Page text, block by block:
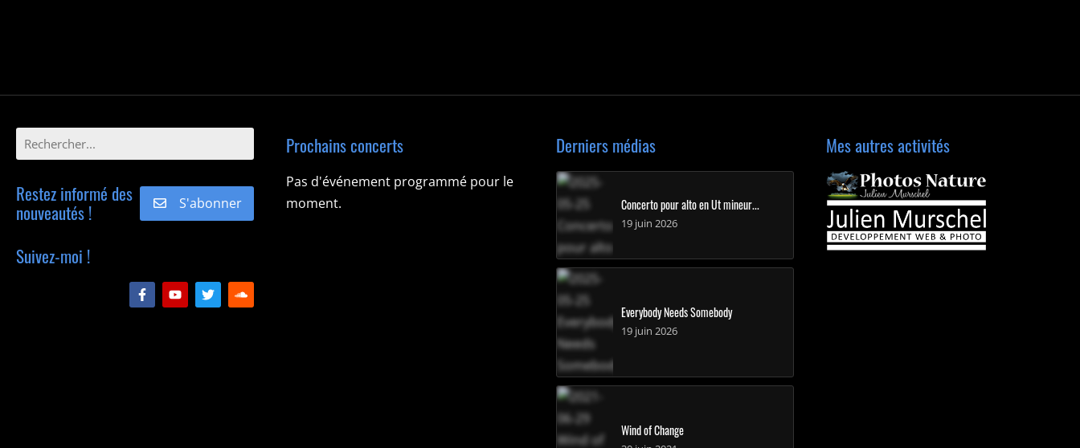
Restez informé des
nouveautés ! S'abonner
Suivez-moi !
Prochains concerts
Pas d'événement programmé pour le
moment.
Derniers médias
Concerto pour alto en Ut mineur...
19 juin 2026
Everybody Needs Somebody
19 juin 2026
Wind of Change
Mes autres activités